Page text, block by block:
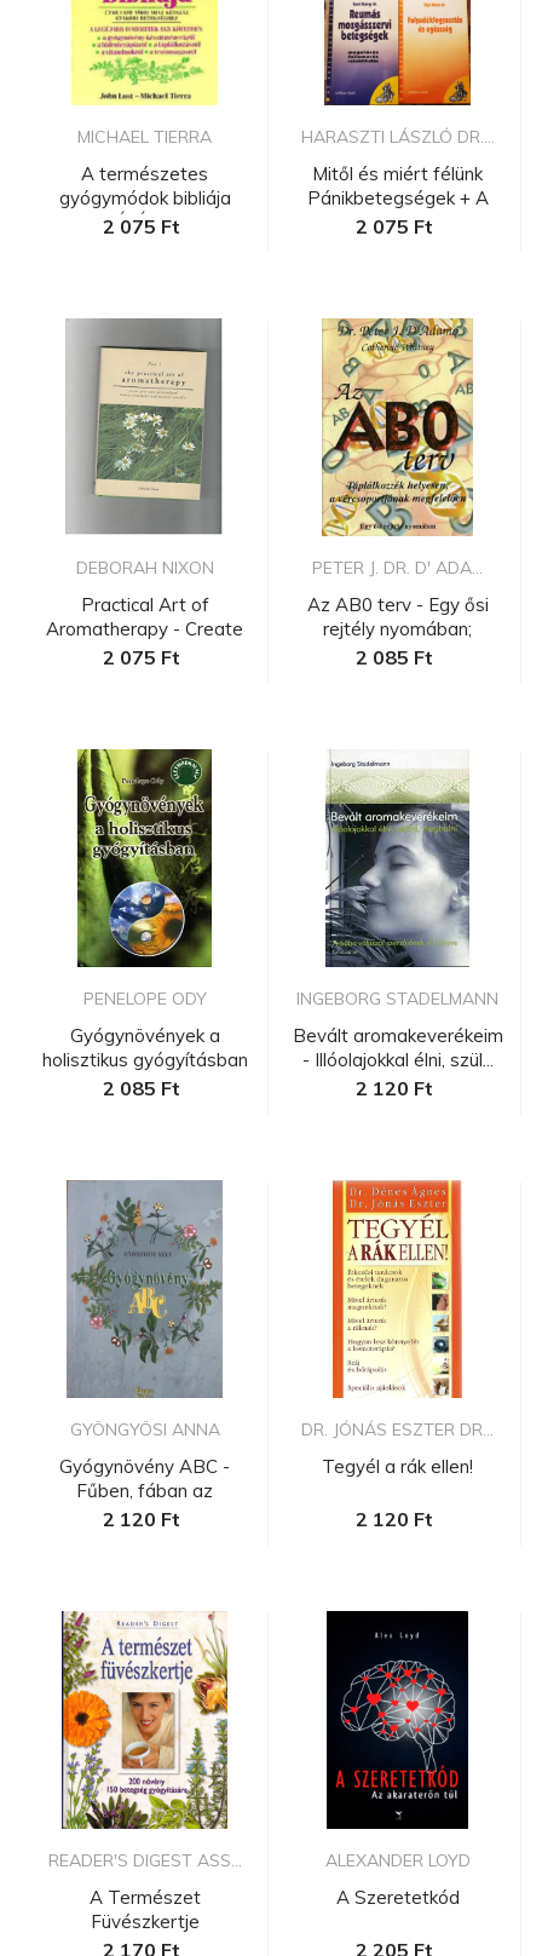
MICHAEL TIERRA
A természetes
gyógymódok bibliája
(FORDÍTÓ Ortman...
2 075 Ft
HARASZTI LÁSZLÓ DR....
Mitől és miért félünk
Pánikbetegségek + A
betegek...
2 075 Ft
DEBORAH NIXON
Practical Art of
Aromatherapy - Create
your own p...
2 075 Ft
PETER J. DR. D' ADA...
Az AB0 terv - Egy ősi
rejtély nyomában;
Egészsége...
2 085 Ft
PENELOPE ODY
Gyógynövények a
holisztikus gyógyításban
2 085 Ft
INGEBORG STADELMANN
Bevált aromakeverékeim
- Illóolajokkal élni, szül...
2 120 Ft
GYÖNGYÖSI ANNA
Gyógynövény ABC -
Fűben, fában az
orvosság
2 120 Ft
DR. JÓNÁS ESZTER DR...
Tegyél a rák ellen!
2 120 Ft
READER'S DIGEST ASS...
A Természet
Füvészkertje
2 170 Ft
ALEXANDER LOYD
A Szeretetkód
2 205 Ft